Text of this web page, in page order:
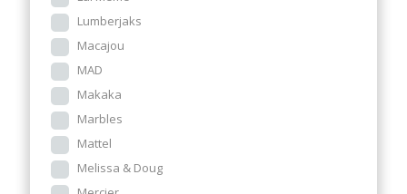
Lumberjaks
Macajou
MAD
Makaka
Marbles
Mattel
Melissa & Doug